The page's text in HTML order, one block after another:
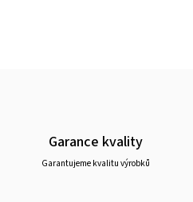
Garance kvality
Garantujeme kvalitu výrobků